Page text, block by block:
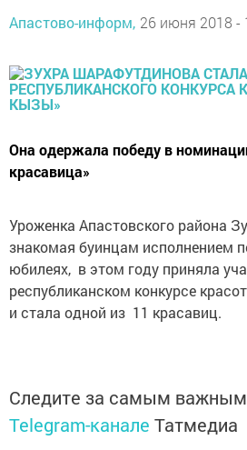
Апастово-информ, 26 июня 2018 -
Она одержала победу в
красавица»
Уроженка Апастовского района
знакомая буинцам исполнением
юбилеях, в этом году приняла
республиканском конкурсе
и стала одной из 11 красавиц.
Следите за самым
Telegram-канале Татмедиа